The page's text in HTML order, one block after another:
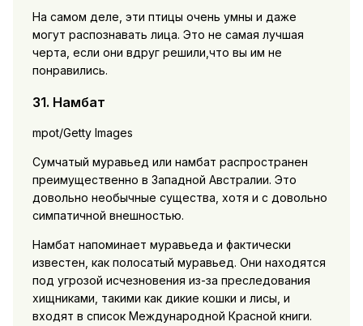
На самом деле, эти птицы очень умны и даже
могут распознавать лица. Это не самая лучшая
черта, если они вдруг решили,что вы им не
понравились.
31. Намбат
mpot/Getty Images
Сумчатый муравьед или намбат распространен
преимущественно в Западной Австралии. Это
довольно необычные существа, хотя и с довольно
симпатичной внешностью.
Намбат напоминает муравьеда и фактически
известен, как полосатый муравьед. Они находятся
под угрозой исчезновения из-за преследования
хищниками, такими как дикие кошки и лисы, и
входят в список Международной Красной книги.